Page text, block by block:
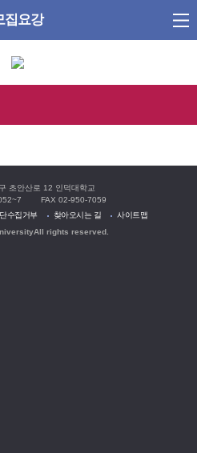
집요강
초안산로 12 인덕대학교
FAX 02-950-7059
수집거부 찾아오시는 길
사이트맵
All rights reserved.